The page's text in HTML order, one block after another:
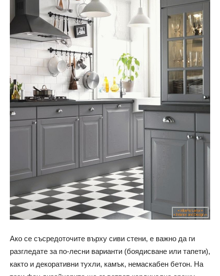
Ако се съсредоточите върху сиви стени, е важно да ги
разгледате за по-лесни варианти (боядисване или тапети),
както и декоративни тухли, камък, немаскабен бетон. На